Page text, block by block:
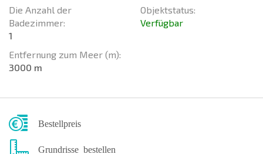
Die Anzahl der
Badezimmer:
1
Entfernung zum Meer (m):
3000 m
Objektstatus:
Verfügbar
Bestellpreis
Grundrisse bestellen